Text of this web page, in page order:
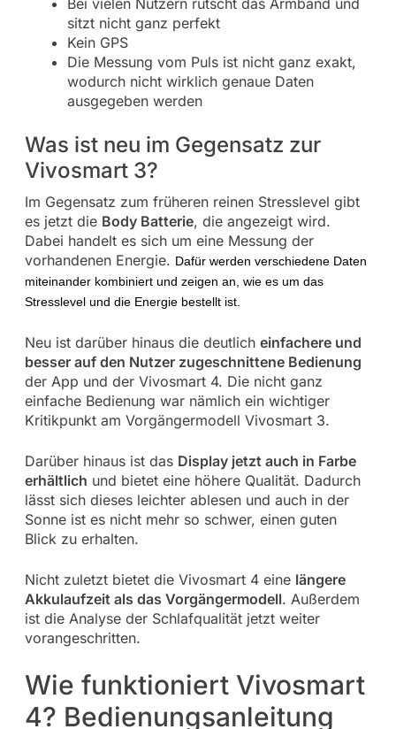
sitzt nicht ganz perfekt
Kein GPS
Die Messung vom Puls ist nicht ganz exakt,
wodurch nicht wirklich genaue Daten
ausgegeben werden
Was ist neu im Gegensatz zur
Vivosmart 3?
Im Gegensatz zum früheren reinen Stresslevel gibt
es jetzt die Body Batterie, die angezeigt wird.
Dabei handelt es sich um eine Messung der
vorhandenen Energie. Dafür werden verschiedene Daten
miteinander kombiniert und zeigen an, wie es um das
Stresslevel und die Energie bestellt ist.
Neu ist darüber hinaus die deutlich einfachere und
besser auf den Nutzer zugeschnittene Bedienung
der App und der Vivosmart 4. Die nicht ganz
einfache Bedienung war nämlich ein wichtiger
Kritikpunkt am Vorgängermodell Vivosmart 3.
Darüber hinaus ist das Display jetzt auch in Farbe
erhältlich und bietet eine höhere Qualität. Dadurch
lässt sich dieses leichter ablesen und auch in der
Sonne ist es nicht mehr so schwer, einen guten
Blick zu erhalten.
Nicht zuletzt bietet die Vivosmart 4 eine längere
Akkulaufzeit als das Vorgängermodell. Außerdem
ist die Analyse der Schlafqualität jetzt weiter
vorangeschritten.
Wie funktioniert Vivosmart
4? Bedienungsanleitung